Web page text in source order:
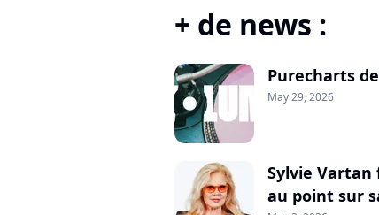
+ de news :
Purecharts
May 29, 2026
Sylvie
au point sur